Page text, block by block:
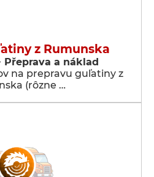
z Rumunska
Přeprava a náklad
na prepravu guľatiny z
(rôzne …